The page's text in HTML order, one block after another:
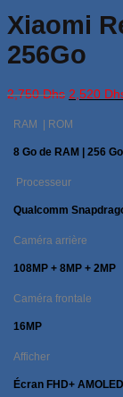
Xiaomi
256Go
2,750Dhs Le
initial
2,750
2,520
RAM | ROM
8 Go de RAM | 256
Processeur
Qualcomm
Caméra arrière
108MP + 8MP + 2MP
Caméra frontale
16MP
Afficher
Écran FHD+